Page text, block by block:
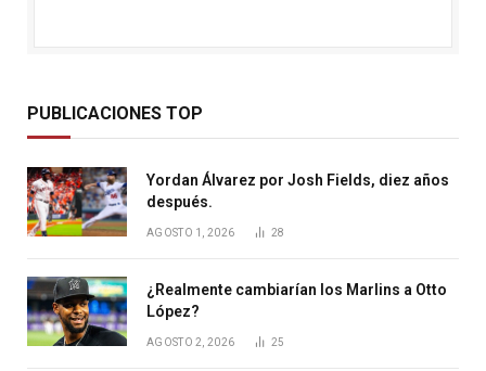
PUBLICACIONES TOP
Yordan Álvarez por Josh Fields, diez años
después.
AGOSTO 1, 2026 28
¿Realmente cambiarían los Marlins a Otto
López?
AGOSTO 2, 2026 25